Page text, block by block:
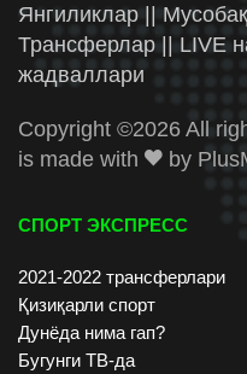
Янгиликлар ||
Трансферлар || LIVE
жадваллари
Copyright ©2026 All
is made with
by
СПОРТ ЭКСПРЕСС
2021-2022 трансферлари
Қизиқарли спорт
Дунёда нима гап?
Бугунги ТВ-да